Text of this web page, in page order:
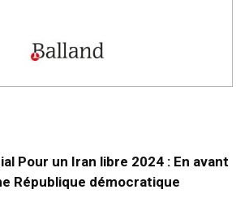
Pour un Iran libre 2024 : En avant
République démocratique